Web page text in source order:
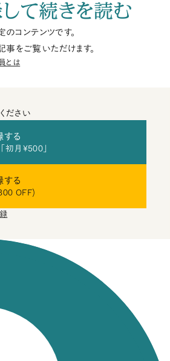
て続きを読む
コンテンツです。
事をご覧いただけます。
とは
ださい
る
月¥500」
る
OFF)